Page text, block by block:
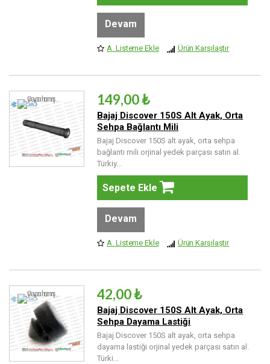
Devam
A. Listeme Ekle Ürün Karşılaştır
149,00 ₺
Bajaj Discover 150S Alt Ayak, Orta
Sehpa Bağlantı Mili
Bajaj Discover 150S alt ayak, orta sehpa
bağlantı mili orjinal yedek parçası satın al.
Türkiy...
Sepete Ekle
Devam
A. Listeme Ekle Ürün Karşılaştır
42,00 ₺
Bajaj Discover 150S Alt Ayak, Orta
Sehpa Dayama Lastiği
Bajaj Discover 150S alt ayak, orta sehpa
dayama lastiği orjinal yedek parçası satın al.
Türki...